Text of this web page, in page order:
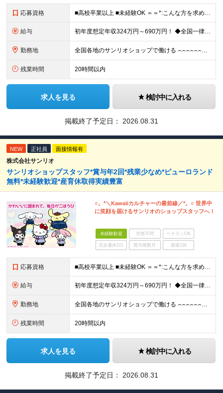
応募資格 ■高校卒業以上 ■未経験OK ＝＝*:こんな方を求めています！:*＝＝ ・サンリオが好き・可愛いものが好き （「実は最近のキャラクターには詳しくない…」という方も、入社後に少しずつ覚えていければ大丈
給与 初年度想定年収324万円～690万円！ ◆全国一律 月給230,000円～＋賞与＋通勤手当＋役職手当＋時間外手当 《手当充実！》 ＊昇給/年1回 ＊賞与/年2回（7月/12月） ＊通勤手当：交通費
勤務地 全国各地のサンリオショップで働ける ⌢⌢⌢⌢⌢⌢⌢⌢⌢⌢⌢⌢⌢⌢⌢⌢⌢⌢・.☆ ★詳細の勤務地はご本人の希望と面接を通じて決定いたします。 ＼以下の募集店舗は特に積極採用中！！／ ＜東京＞ ◎SA
残業時間 20時間以内
求人を見る 検討中に入れる
掲載終了予定日： 2026.08.31
NEW 正社員 面接情報有
株式会社サンリオ
サンリオショップスタッフ*賞与年2回*残業少なめ*ピューロランド
無料*未経験歓迎*産育休取得実績豊富
○。*＼Kawaiiカルチャーの最前線／*。○ 世界中
に笑顔を届けるサンリオのショップスタッフへ！
未経験歓迎 学歴不問 ベテランOK
完全週休2日 賞与複数月 面接1回
応募資格 ■高校卒業以上 ■未経験OK ＝＝*:こんな方を求めています！:*＝＝ ◇サンリオのキャラクターが好きな方 ◇自分のアイデアを店舗づくりに活かしたい方 ◇仕事を通してお客さまを笑顔にしたい方 ◇キャ
給与 初年度想定年収324万円～690万円！ ◆全国一律 月給230,000円～＋賞与＋通勤手当＋役職手当＋時間外手当 《手当充実！》 ＊昇給/年1回 ＊賞与/年2回（7月/12月） ＊通勤手当：交通費
勤務地 全国各地のサンリオショップで働ける ⌢⌢⌢⌢⌢⌢⌢⌢⌢⌢⌢⌢⌢⌢⌢⌢⌢⌢・.☆ ★詳細の勤務地はご本人の希望と面接を通じて決定いたします。 【募集エリア】 関東・関西（大阪・京都）・中部・九州 ※
残業時間 20時間以内
求人を見る 検討中に入れる
掲載終了予定日： 2026.08.31